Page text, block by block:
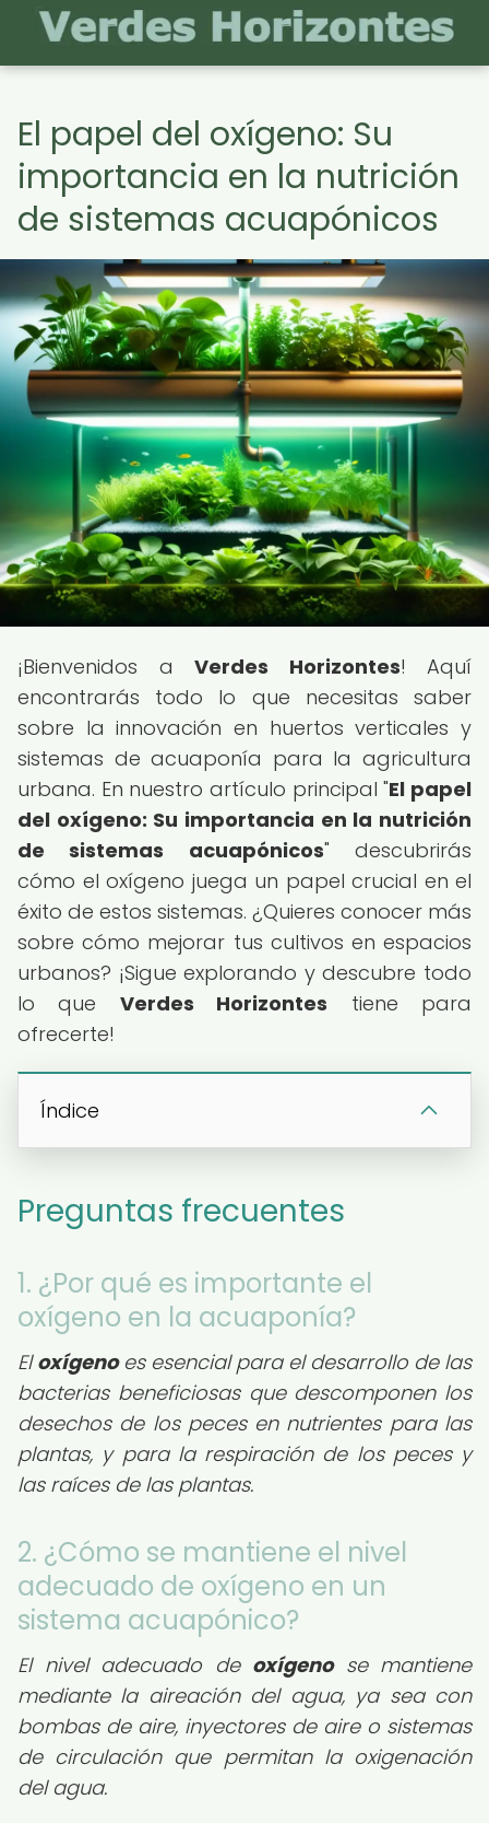
El papel del oxígeno: Su
importancia en la nutrición
de sistemas acuapónicos
¡Bienvenidos a Verdes Horizontes! Aquí
encontrarás todo lo que necesitas saber
sobre la innovación en huertos verticales y
sistemas de acuaponía para la agricultura
urbana. En nuestro artículo principal "El papel
del oxígeno: Su importancia en la nutrición
de sistemas acuapónicos" descubrirás
cómo el oxígeno juega un papel crucial en el
éxito de estos sistemas. ¿Quieres conocer más
sobre cómo mejorar tus cultivos en espacios
urbanos? ¡Sigue explorando y descubre todo
lo que Verdes Horizontes tiene para
ofrecerte!
Índice
Preguntas frecuentes
1. ¿Por qué es importante el
oxígeno en la acuaponía?
Eloxígenoes esencial para el desarrollo de las
bacterias beneficiosas que descomponen los
desechos de los peces en nutrientes para las
plantas, y para la respiración de los peces y
las raíces de las plantas.
2. ¿Cómo se mantiene el nivel
adecuado de oxígeno en un
sistema acuapónico?
El nivel adecuado de oxígenose mantiene
mediante la aireación del agua, ya sea con
bombas de aire, inyectores de aire o sistemas
de circulación que permitan la oxigenación
del agua.